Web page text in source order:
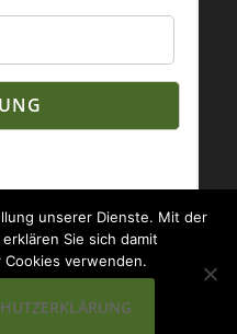
unserer Dienste. Mit der
Sie sich damit
verwenden.